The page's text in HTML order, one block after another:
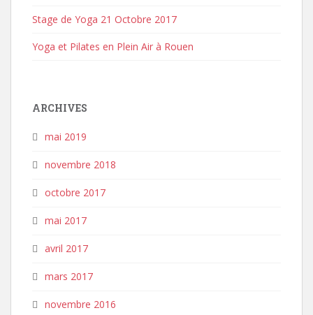
Stage de Yoga 21 Octobre 2017
Yoga et Pilates en Plein Air à Rouen
ARCHIVES
mai 2019
novembre 2018
octobre 2017
mai 2017
avril 2017
mars 2017
novembre 2016